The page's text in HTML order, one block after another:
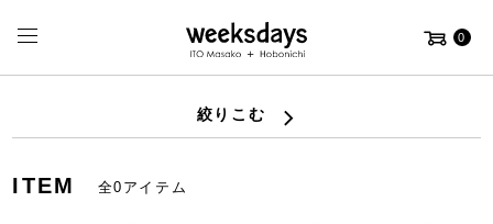
0
絞りこむ
ITEM 全0アイテム